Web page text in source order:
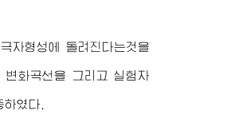
자형성에 돌려진다는것을
변화곡선을 그리고 실험자
였다.